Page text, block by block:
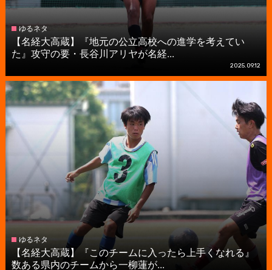
ゆるネタ
【名経大高蔵】『地元の公立高校への進学を考えてい
た』攻守の要・長谷川アリヤが名経...
2025.09.12
ゆるネタ
【名経大高蔵】『このチームに入ったら上手くなれる』
数ある県内のチームから一柳蓮が...